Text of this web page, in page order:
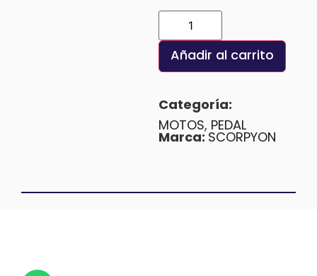
Añadir al carrito
Categoría:
MOTOS, PEDAL
Marca:SCORPYON